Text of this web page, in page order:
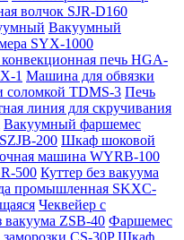
волчок SJR-D160
Вакуумный
SYX-1000
конвекционная печь HGA-
1 Машина для обвязки
соломкой TDMS-3 Печь
линия для скручивания
Вакуумный фаршемес
200 Шкаф шоковой
машина WYRB-100
500 Куттер без вакуума
промышленная SKXC-
Чеквейер с
вакуума ZSB-40 Фаршемес
CS-30P Шкаф